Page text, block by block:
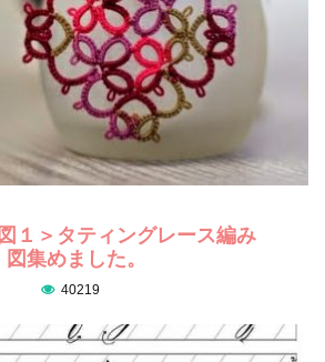
１＞タティングレース編み
図集めました。
40219